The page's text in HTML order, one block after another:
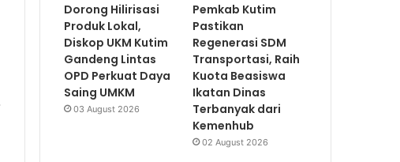
Dorong Hilirisasi
Produk Lokal,
Diskop UKM Kutim
Gandeng Lintas
OPD Perkuat Daya
Saing UMKM
03 August 2026
Pemkab Kutim
Pastikan
Regenerasi SDM
Transportasi, Raih
Kuota Beasiswa
Ikatan Dinas
Terbanyak dari
Kemenhub
02 August 2026